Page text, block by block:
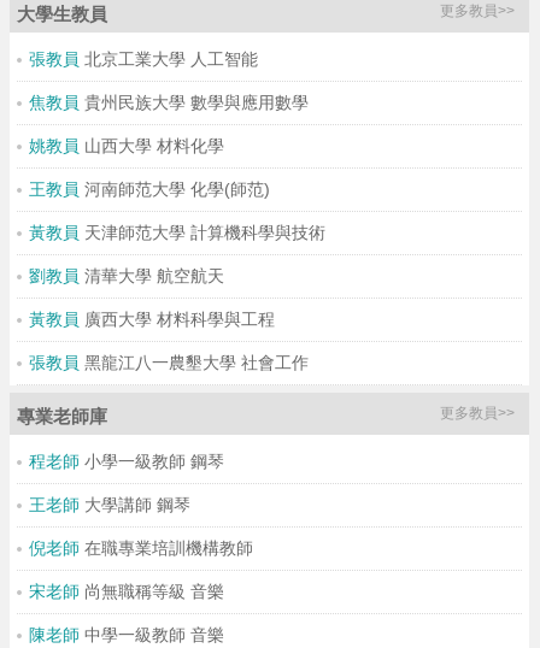
更多教員>>
大學生教員
張教員 北京工業大學 人工智能
焦教員 貴州民族大學 數學與應用數學
姚教員 山西大學 材料化學
王教員 河南師范大學 化學(師范)
黃教員 天津師范大學 計算機科學與技術
劉教員 清華大學 航空航天
黃教員 廣西大學 材料科學與工程
張教員 黑龍江八一農墾大學 社會工作
更多教員>>
專業老師庫
程老師 小學一級教師 鋼琴
王老師 大學講師 鋼琴
倪老師 在職專業培訓機構教師
宋老師 尚無職稱等級 音樂
陳老師 中學一級教師 音樂